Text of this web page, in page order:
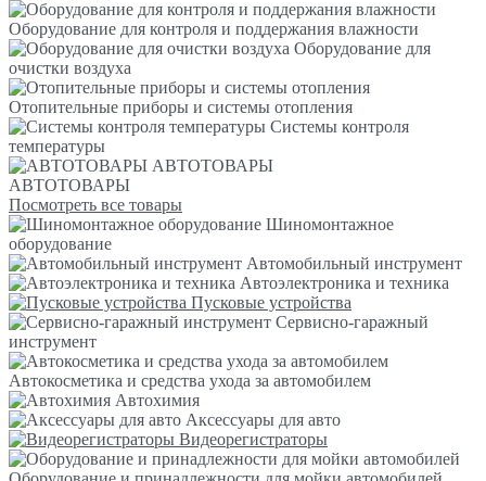
Оборудование для контроля и поддержания влажности
Оборудование для
очистки воздуха
Отопительные приборы и системы отопления
Системы контроля
температуры
АВТОТОВАРЫ
АВТОТОВАРЫ
Посмотреть все товары
Шиномонтажное
оборудование
Автомобильный инструмент
Автоэлектроника и техника
Пусковые устройства
Сервисно-гаражный
инструмент
Автокосметика и средства ухода за автомобилем
Автохимия
Аксессуары для авто
Видеорегистраторы